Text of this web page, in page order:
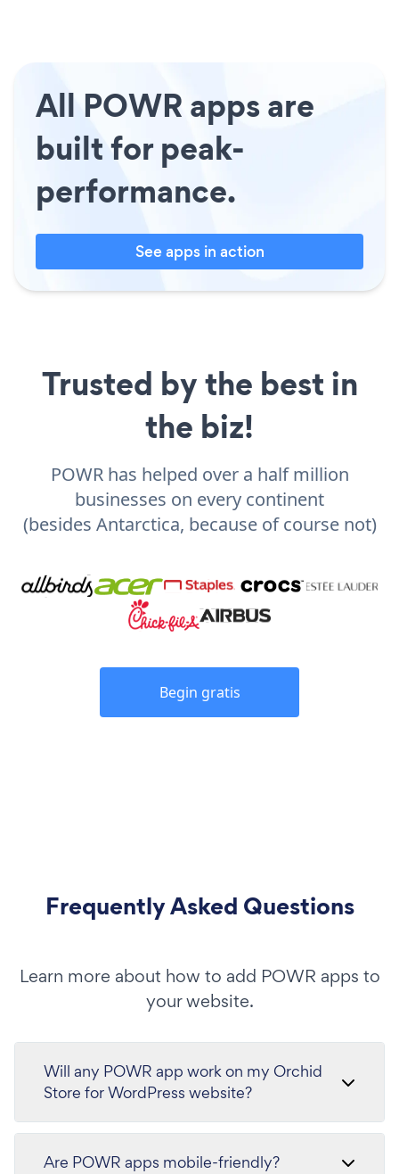
All POWR apps are
built for peak-
performance.
See apps in action
Trusted by the best in
the biz!
POWR has helped over a half million
businesses on every continent
(besides Antarctica, because of course not)
Begin gratis
Frequently Asked Questions
Learn more about how to add POWR apps to
your website.
Will any POWR app work on my Orchid
Store for WordPress website?
Are POWR apps mobile-friendly?